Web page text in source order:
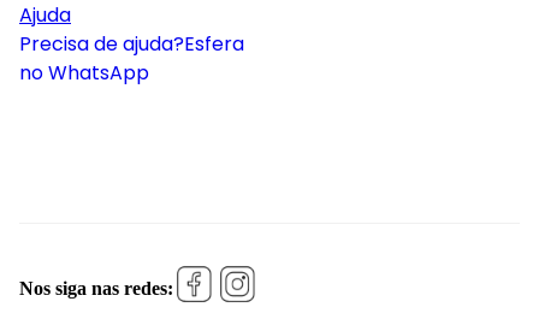
Ajuda
Precisa de ajuda?Esfera
no WhatsApp
Nos siga nas redes: